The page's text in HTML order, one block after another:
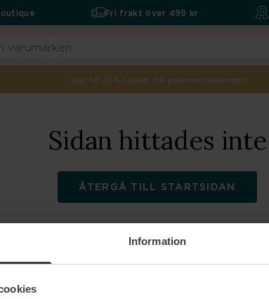
Information
Fri frakt över 499 kr
Upp till 25% rabatt på paketerbjudanden
Sidan hittades inte
ÅTERGÅ TILL STARTSIDAN